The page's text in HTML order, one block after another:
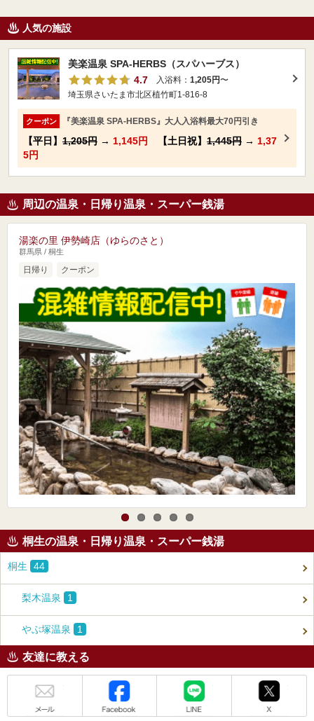
人気の施設
美楽温泉 SPA-HERBS（スパハーブス）
4.7
入浴料： 1,205円〜
埼玉県さいたま市北区植竹町1-816-8
クーポン 『美楽温泉 SPA-HERBS』大人入浴料最大70円引き
【平日】 1,205円 → 1,145円 【土日祝】 1,445円 → 1,37
5円
周辺の温泉・日帰り温泉・スーパー銭湯
湯楽の里 伊勢崎店（ゆらのさと）
群馬県 / 桐生
日帰り クーポン
桐生の温泉・日帰り温泉・スーパー銭湯
桐生 44
梨木温泉 1
やぶ塚温泉 1
友達に教える